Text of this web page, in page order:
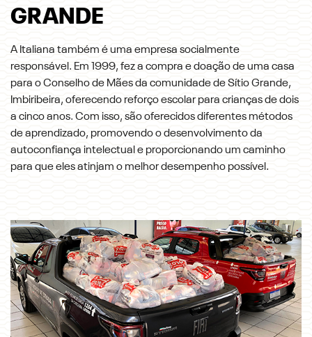
GRANDE
A Italiana também é uma empresa socialmente
responsável. Em 1999, fez a compra e doação de uma casa
para o Conselho de Mães da comunidade de Sítio Grande,
Imbiribeira, oferecendo reforço escolar para crianças de dois
a cinco anos. Com isso, são oferecidos diferentes métodos
de aprendizado, promovendo o desenvolvimento da
autoconfiança intelectual e proporcionando um caminho
para que eles atinjam o melhor desempenho possível.